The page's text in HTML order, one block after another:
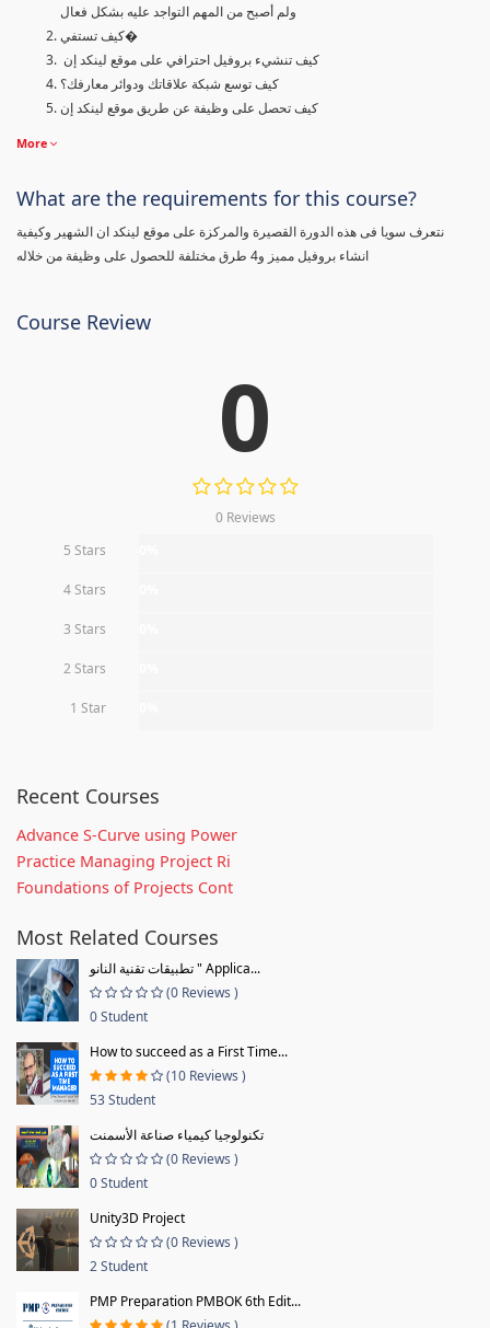
ولم أصبح من المهم التواجد عليه بشكل فعال
كيف تستفي�
كيف تنشيء بروفيل احترافي على موقع لينكد إن
كيف توسع شبكة علاقاتك ودوائر معارفك؟
كيف تحصل على وظيفة عن طريق موقع لينكد إن
More
What are the requirements for this course?
نتعرف سويا فى هذه الدورة القصيرة والمركزة على موقع لينكد ان الشهير وكيفية
انشاء بروفيل مميز و4 طرق مختلفة للحصول على وظيفة من خلاله
Course Review
0
0 Reviews
5 Stars
4 Stars
3 Stars
2 Stars
1 Star
Recent Courses
Advance S-Curve using Power
Practice Managing Project Ri
Foundations of Projects Cont
Most Related Courses
تطبيقات تقنية النانو " Applica...
(0 Reviews )
0 Student
How to succeed as a First Time...
(10 Reviews )
53 Student
تكنولوجيا كيمياء صناعة الأسمنت
(0 Reviews )
0 Student
Unity3D Project
(0 Reviews )
2 Student
PMP Preparation PMBOK 6th Edit...